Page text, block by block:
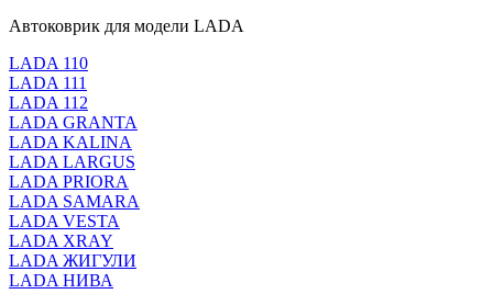
Автоковрик для модели LADA
LADA 110
LADA 111
LADA 112
LADA GRANTA
LADA KALINA
LADA LARGUS
LADA PRIORA
LADA SAMARA
LADA VESTA
LADA XRAY
LADA ЖИГУЛИ
LADA НИВА